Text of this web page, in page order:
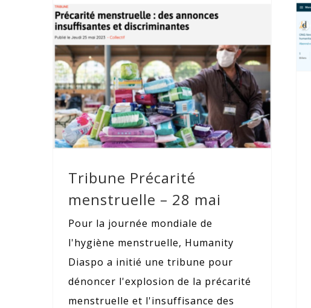
Tribune Précarité menstruelle – 28
mai
Tribune Précarité
menstruelle – 28 mai
Pour la journée mondiale de
l'hygiène menstruelle, Humanity
Diaspo a initié une tribune pour
dénoncer l'explosion de la précarité
menstruelle et l'insuffisance des